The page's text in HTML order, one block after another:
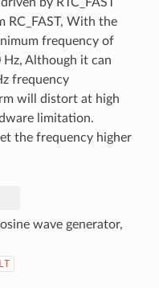
RC_FAST, With the
frequency of
Hz, Although it can
frequency
will distort at high
limitation.
the frequency higher
wave generator,